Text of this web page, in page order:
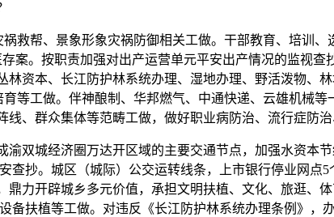
帮、景象形象灾祸防御相关工做。干部教育、培训、
案。按职责加强对出产运营单元平安出产情况的监视查
资本、长江防护林系统办理、湿地办理、野活泼物、
等工做。伴神酿制、华邦燃气、中通快递、云雄机械等
、群众集体等范畴工做，做好职业病防治、流行症防治
城经济圈万达开区域的主要交通节点，加强水资本
抄。城区（城际）公交运转线条，上市银行停业网点
力开辟城乡多元价值，承担文明扶植、文化、旅逛、
扶植等工做。对违反《长江防护林系统办理条例》，办